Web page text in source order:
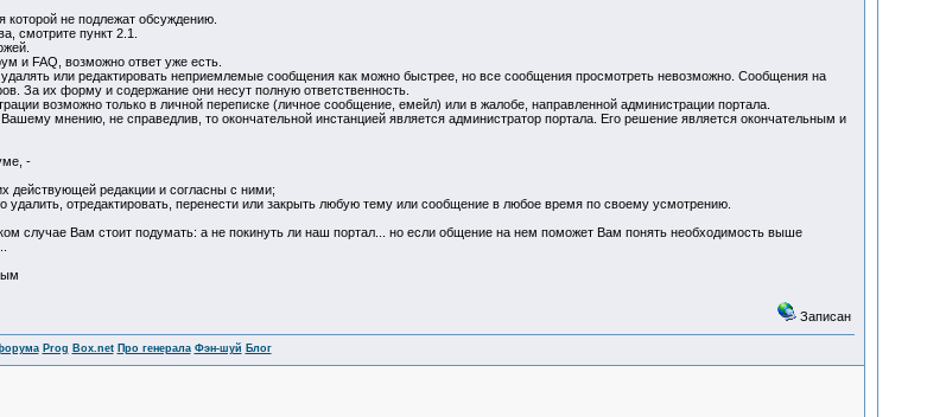
не подлежат обсуждению.
смотрите пункт 2.1.
и FAQ, возможно ответ уже есть.
или редактировать неприемлемые сообщения как можно быстрее, но все сообщения просмотреть невозможно. Сообщения на
За их форму и содержание они несут полную ответственность.
возможно только в личной переписке (личное сообщение, емейл) или в жалобе, направленной администрации портала.
мнению, не справедлив, то окончательной инстанцией является администратор портала. Его решение является окончательным и
-
действующей редакции и согласны с ними;
отредактировать, перенести или закрыть любую тему или сообщение в любое время по своему усмотрению.
случае Вам стоит подумать: а не покинуть ли наш портал... но если общение на нем поможет Вам понять необходимость выше
Записан
Prog Box.net Про генерала Фэн-шуй Блог